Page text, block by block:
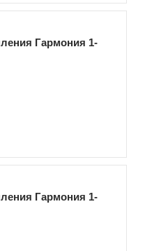
Гармония 1-
Гармония 1-